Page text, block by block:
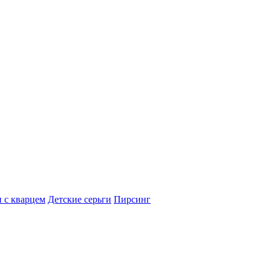
с кварцем Детские серьги Пирсинг